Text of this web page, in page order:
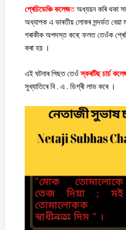
প্ৰেচিডেঞ্চি কলেজতঅধ্যয়ন কৰি থকা
অধ্যাপক এ ভাৰতীয় লোকৰ সন্দৰ্ভত
গৰাকীক অপদস্ত কৰে; ফলত তেওঁক
কৰা হয় ।
এই ঘটনাৰ পিছত তেওঁস্কৰটিছ চাৰ্চ
সুখ্যাতিৰে বি . এ . ডিগ্ৰী লাভ কৰে ।